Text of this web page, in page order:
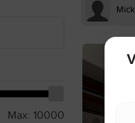
Max: 10000